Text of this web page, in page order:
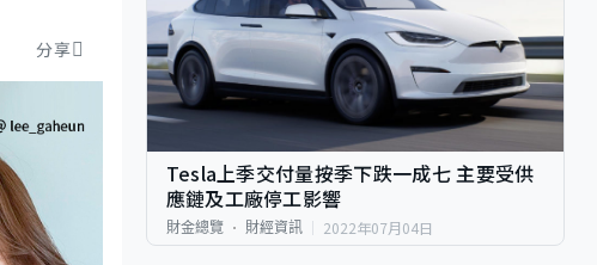
分享
Tesla上季交付量按季下跌一成七 主要受供
應鏈及工廠停工影響
財金總覽 財經資訊 2022年07月04日